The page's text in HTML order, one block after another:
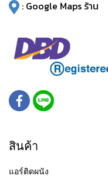
: Google Maps ร้าน
สินค้า
แอร์ติดผนัง